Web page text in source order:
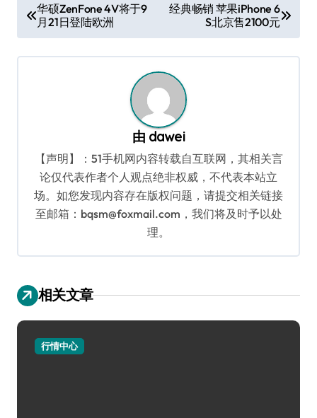
章
导
华硕ZenFone 4V将于9
月21日登陆欧洲
经典畅销 苹果iPhone 6
S北京售2100元
由 dawei
【声明】：51手机网内容转载自互联网，其相关言
论仅代表作者个人观点绝非权威，不代表本站立
场。如您发现内容存在版权问题，请提交相关链接
至邮箱：bqsm@foxmail.com，我们将及时予以处
理。
相关文章
行情中心